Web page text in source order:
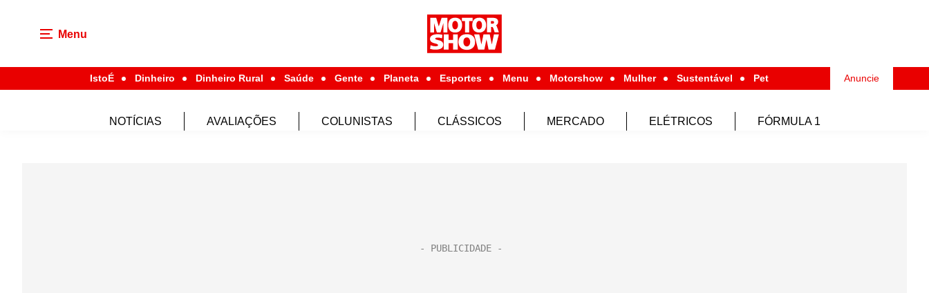
Menu
IstoÉ Dinheiro Dinheiro Rural Saúde Gente Planeta Esportes Menu Motorshow Mulher Sustentável Pet Anuncie
NOTÍCIAS AVALIAÇÕES COLUNISTAS CLÁSSICOS MERCADO ELÉTRICOS FÓRMULA 1